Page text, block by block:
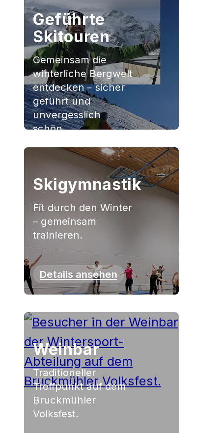
Geführte
Skitouren
Gemeinsam die
winterliche Bergwelt
entdecken – sicher
geführt und
unvergesslich
schön.
Jetzt anmelden
Skigymnastik
Fit durch den Winter
– gemeinsam
trainieren.
Details ansehen
Weinbar
Traditioneller
Treffpunkt auf dem
Bruckmühler
Volksfest.